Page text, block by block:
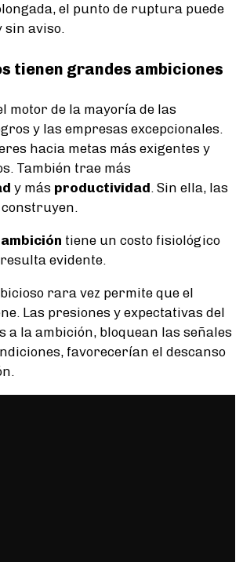
el punto de ruptura puede
sin aviso.
tienen grandes ambiciones
motor de la mayoría de las
y las empresas excepcionales.
hacia metas más exigentes y
También trae más
y más productividad. Sin ella, las
construyen.
ambición tiene un costo fisiológico
evidente.
rara vez permite que el
Las presiones y expectativas del
a la ambición, bloquean las señales
favorecerían el descanso